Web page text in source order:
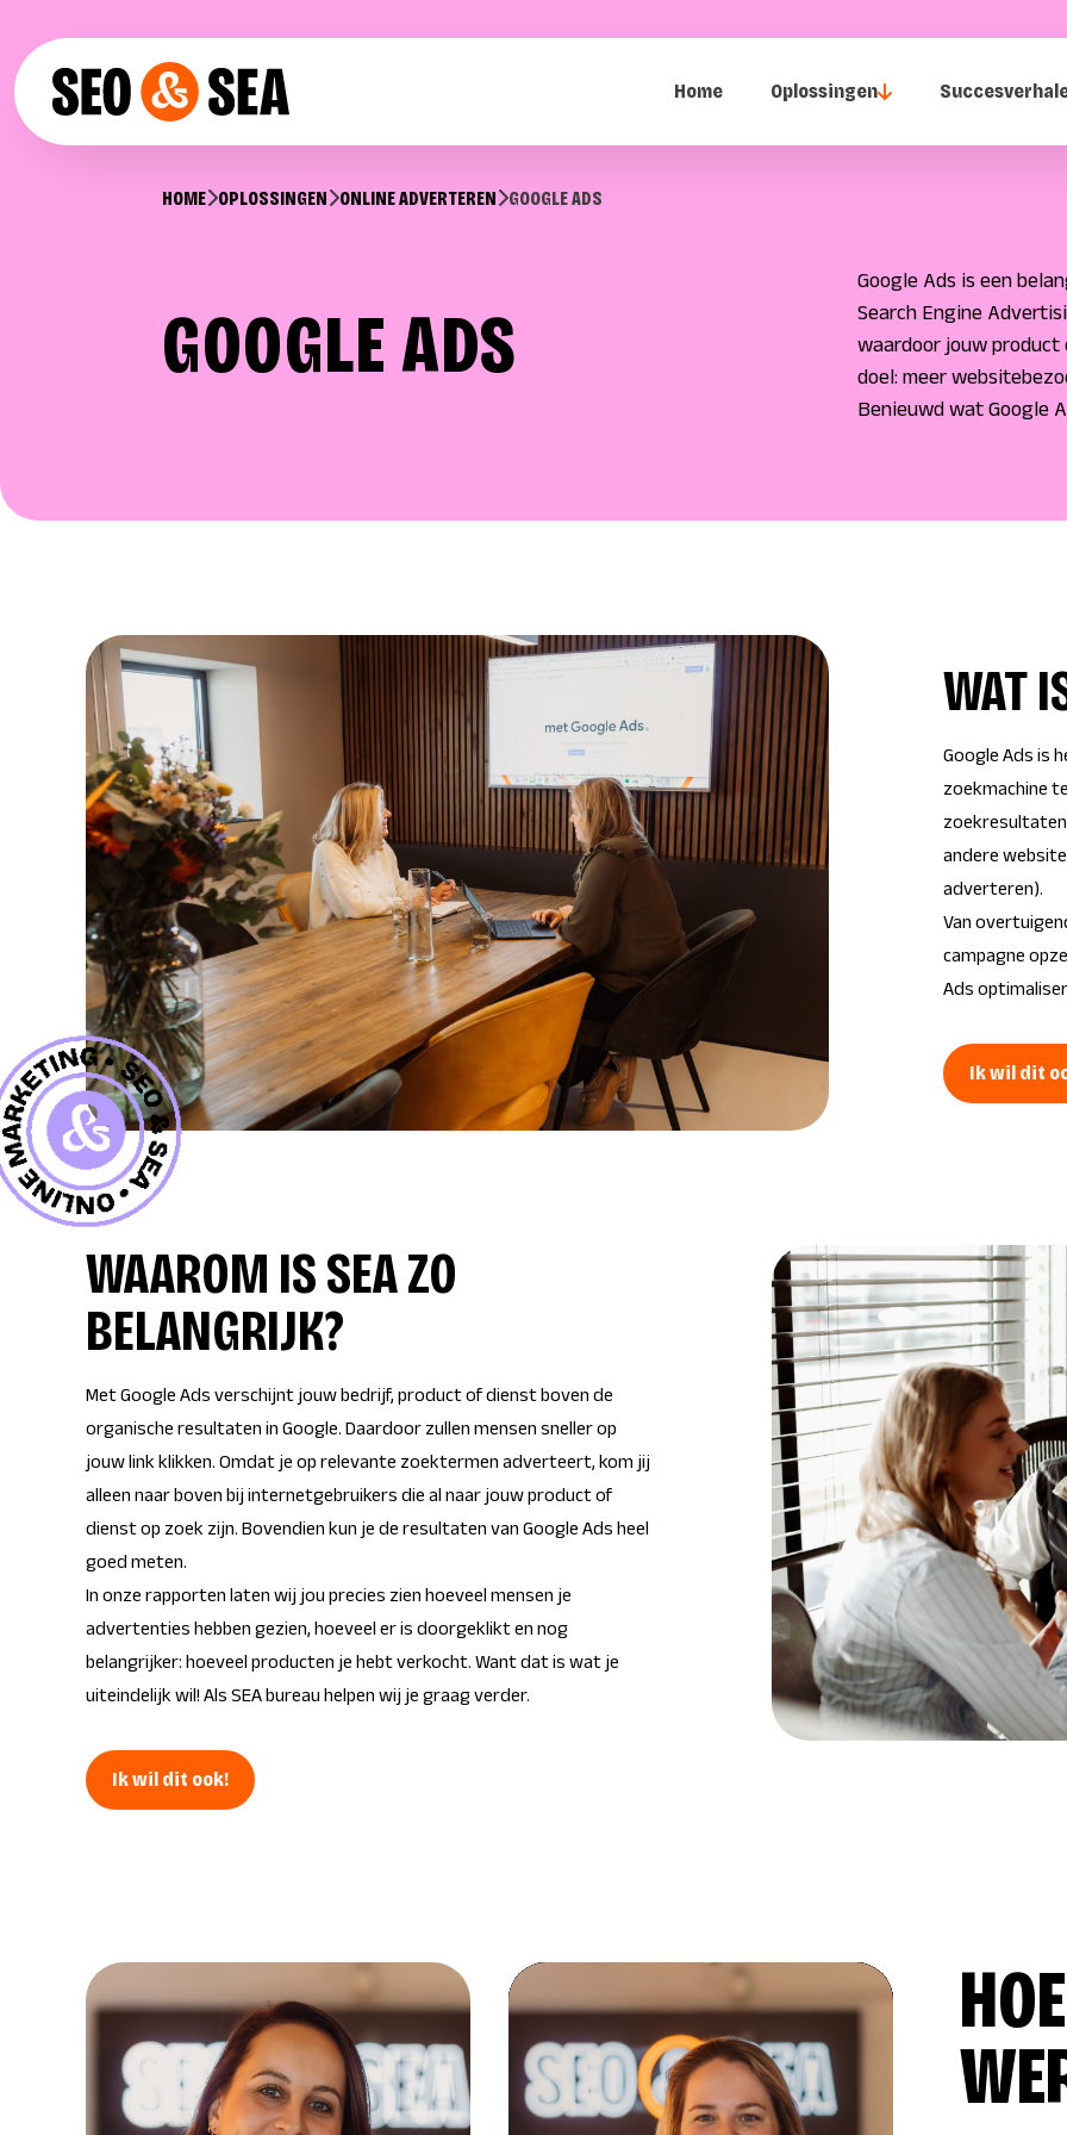
SEO & SEA – Online Marketing Bureau Alphen aan den Rijn
Home Oplossingen
HOME OPLOSSINGEN ONLINE ADVERTEREN GOOGLE ADS
GOOGLE ADS
Google Ads is een
Search Engine
waardoor jouw
doel: meer
Benieuwd wat Google
WAT
Google Ads is
zoekmachine
andere
adverteren).
Van
campagne
Ads
Ik wil dit
WAAROM IS SEA ZO
BELANGRIJK?
Met Google Ads verschijnt jouw bedrijf, product of dienst boven de
organische resultaten in Google. Daardoor zullen mensen sneller op
jouw link klikken. Omdat je op relevante zoektermen adverteert, kom jij
alleen naar boven bij internetgebruikers die al naar jouw product of
dienst op zoek zijn. Bovendien kun je de resultaten van Google Ads heel
goed meten.
In onze rapporten laten wij jou precies zien hoeveel mensen je
advertenties hebben gezien, hoeveel er is doorgeklikt en nog
belangrijker: hoeveel producten je hebt verkocht. Want dat is wat je
uiteindelijk wil! Als SEA bureau helpen wij je graag verder.
Ik wil dit ook!